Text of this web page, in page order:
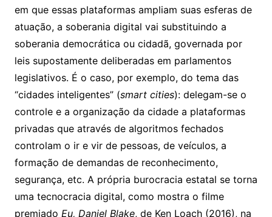
em que essas plataformas ampliam suas esferas de
atuação, a soberania digital vai substituindo a
soberania democrática ou cidadã, governada por
leis supostamente deliberadas em parlamentos
legislativos. É o caso, por exemplo, do tema das
“cidades inteligentes” (smart cities): delegam-se o
controle e a organização da cidade a plataformas
privadas que através de algoritmos fechados
controlam o ir e vir de pessoas, de veículos, a
formação de demandas de reconhecimento,
segurança, etc. A própria burocracia estatal se torna
uma tecnocracia digital, como mostra o filme
premiado Eu, Daniel Blake, de Ken Loach (2016), na